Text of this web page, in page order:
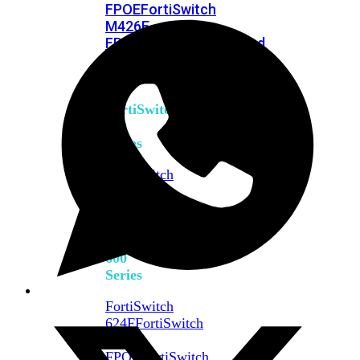
FPOEFortiSwitch
M426E-
FPOE
FortiSwitchRugged
FortiSwitch
500
Series
FortiSwitch
600
Series
FortiSwitch
624FFortiSwitch
FPOE
FortiSwitch